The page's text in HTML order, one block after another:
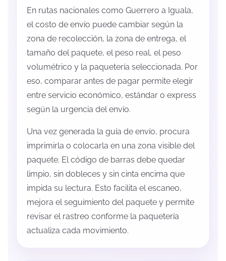
En rutas nacionales como Guerrero a Iguala,
el costo de envío puede cambiar según la
zona de recolección, la zona de entrega, el
tamaño del paquete, el peso real, el peso
volumétrico y la paquetería seleccionada. Por
eso, comparar antes de pagar permite elegir
entre servicio económico, estándar o express
según la urgencia del envío.
Una vez generada la guía de envío, procura
imprimirla o colocarla en una zona visible del
paquete. El código de barras debe quedar
limpio, sin dobleces y sin cinta encima que
impida su lectura. Esto facilita el escaneo,
mejora el seguimiento del paquete y permite
revisar el rastreo conforme la paquetería
actualiza cada movimiento.